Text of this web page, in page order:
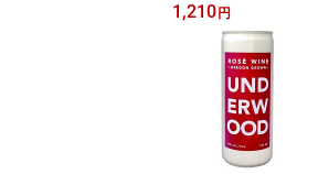
コ・スプマンテ“エレット
ラ” イタリア 白スパーク
リングワイン 750ml 辛口
スプマンテ プロセッコ p
rosecco ヴェネト グレラ
100% グレラ種 11% シ
ャルマ方式 タンク発酵
きめ細かい泡 フルーティ
1,210 円